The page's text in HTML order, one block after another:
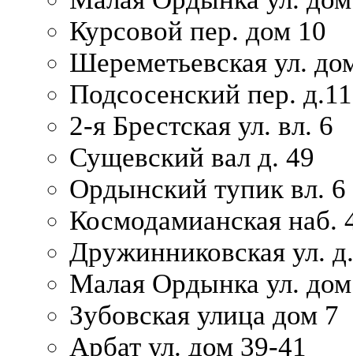
Курсовой пер. дом 10
Шереметьевская ул.
Подсосенский пер. д.11
2-я Брестская ул. вл. 6
Сущевский вал д. 49
Ордынский тупик вл. 6
Космодамианская наб.
Дружинниковская ул.
Малая Ордынка ул.
Зубовская улица дом 7
Арбат ул. дом 39-41